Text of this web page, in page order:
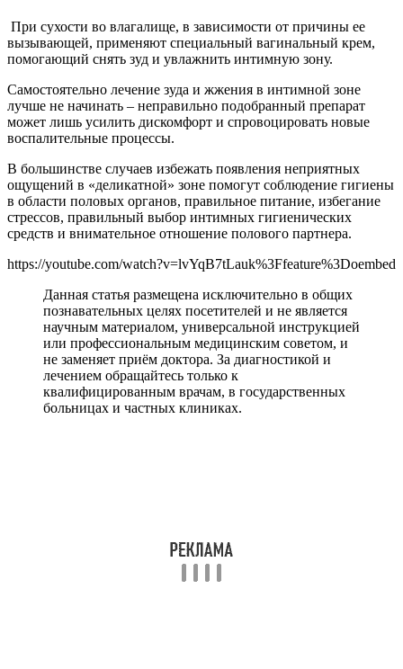
При сухости во влагалище, в зависимости от причины ее
вызывающей, применяют специальный вагинальный крем,
помогающий снять зуд и увлажнить интимную зону.
Самостоятельно лечение зуда и жжения в интимной зоне
лучше не начинать – неправильно подобранный препарат
может лишь усилить дискомфорт и спровоцировать новые
воспалительные процессы.
В большинстве случаев избежать появления неприятных
ощущений в «деликатной» зоне помогут соблюдение гигиены
в области половых органов, правильное питание, избегание
стрессов, правильный выбор интимных гигиенических
средств и внимательное отношение полового партнера.
https://youtube.com/watch?v=lvYqB7tLauk%3Ffeature%3Doembed
Данная статья размещена исключительно в общих
познавательных целях посетителей и не является
научным материалом, универсальной инструкцией
или профессиональным медицинским советом, и
не заменяет приём доктора. За диагностикой и
лечением обращайтесь только к
квалифицированным врачам, в государственных
больницах и частных клиниках.